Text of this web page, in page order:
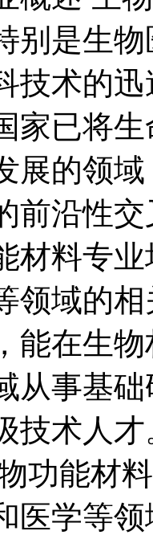
别是生
技术的
家已将
展的领
前沿性
材料专
领域的
能在生
从事基
技术人
功能材
医学等